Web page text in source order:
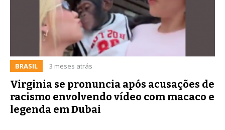
BRASIL 3 meses atrás
Virginia se pronuncia após acusações de
racismo envolvendo vídeo com macaco e
legenda em Dubai